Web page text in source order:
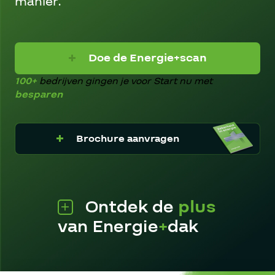
Doe de Energie+scan
100+ bedrijven gingen je voor Start nu met
besparen
Brochure aanvragen
Ontdek de plus
van Energie+dak